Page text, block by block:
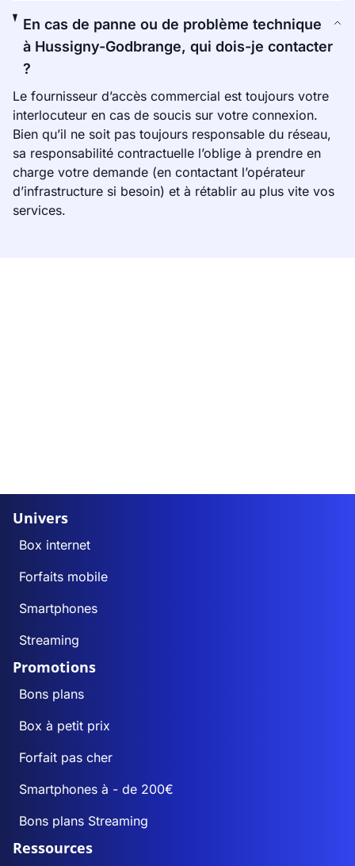
En cas de panne ou de problème technique
à Hussigny-Godbrange, qui dois-je contacter
?
Le fournisseur d’accès commercial est toujours votre
interlocuteur en cas de soucis sur votre connexion.
Bien qu’il ne soit pas toujours responsable du réseau,
sa responsabilité contractuelle l’oblige à prendre en
charge votre demande (en contactant l’opérateur
d’infrastructure si besoin) et à rétablir au plus vite vos
services.
Univers
Box internet
Forfaits mobile
Smartphones
Streaming
Promotions
Bons plans
Box à petit prix
Forfait pas cher
Smartphones à - de 200€
Bons plans Streaming
Ressources